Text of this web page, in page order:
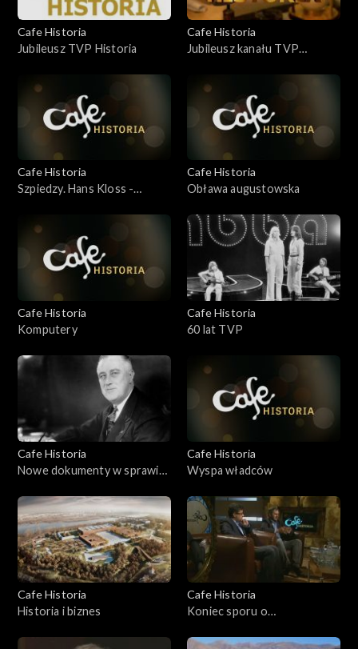
Cafe Historia
Jubileusz TVP Historia
Cafe Historia
Jubileusz kanału TVP
Cafe Historia
Szpiedzy. Hans Kloss -
Cafe Historia
Obława augustowska
Cafe Historia
Komputery
Cafe Historia
60 lat TVP
Cafe Historia
Nowe dokumenty w sprawie
Cafe Historia
Wyspa władców
Cafe Historia
Historia i biznes
Cafe Historia
Koniec sporu o